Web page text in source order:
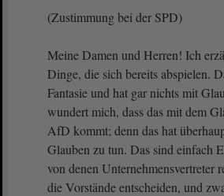
(Zustimmung bei der SPD)
Meine Damen und Herren! Ich
Dinge, die sich bereits abspielen.
Fantasie und hat gar nichts mit
wundert mich, dass das mit dem
AfD kommt; denn das hat
Glauben zu tun. Das sind einfach
von denen Unternehmensvertreter
die Vorstände entscheiden, und